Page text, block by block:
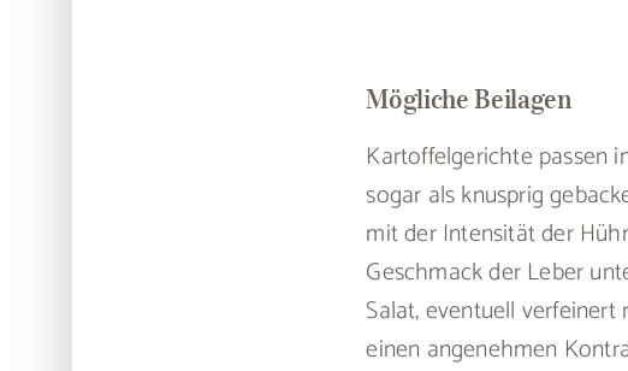
Mögliche Beilagen
Kartoffelgerichte passen
sogar als knusprig
mit der Intensität der
Geschmack der Leber
Salat, eventuell
einen angenehmen